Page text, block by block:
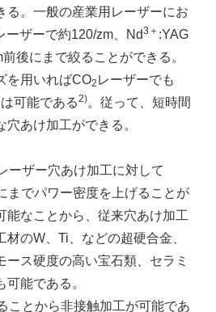
る。一般の産業用レーザーにお
ーザーで約120/zm、Nd3＋ :YAG
後にまで絞ることができる。
を用いればCO2 レーザーでも
可能である2)。従って、短時間
あけ加工ができる。
ーザー穴あけ加工に対して
までパワー密度を上げることが
能なことから、従来穴あけ加工
のW、Ti、などの超硬合金、
ース硬度の高い宝石類、セラミ
能である。
ことから非接触加工が可能であ